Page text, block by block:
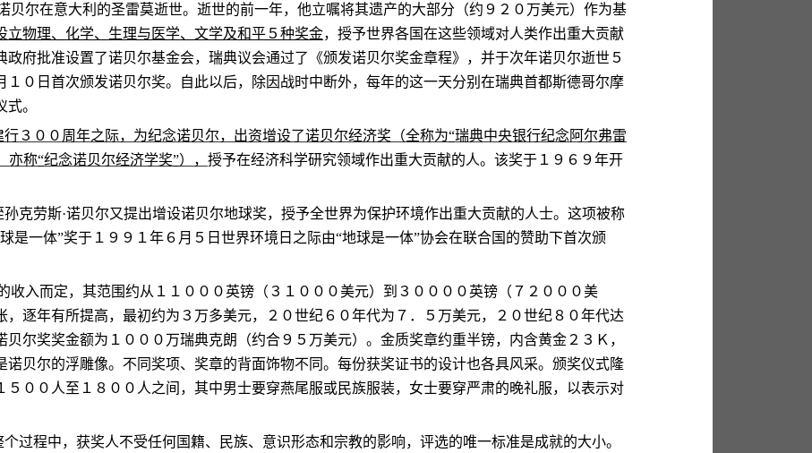
贝尔在意大利的圣雷莫逝世。逝世的前一年，他立嘱将其遗产的大部分（约９２０万美元）作为基
立物理、化学、生理与医学、文学及和平５种奖金，授予世界各国在这些领域对人类作出重大贡献
政府批准设置了诺贝尔基金会，瑞典议会通过了《颁发诺贝尔奖金章程》，并于次年诺贝尔逝世５
１０日首次颁发诺贝尔奖。自此以后，除因战时中断外，每年的这一天分别在瑞典首都斯德哥尔摩
。
行３００周年之际，为纪念诺贝尔，出资增设了诺贝尔经济奖（全称为“瑞典中央银行纪念阿尔弗雷
亦称“纪念诺贝尔经济学奖”），授予在经济科学研究领域作出重大贡献的人。该奖于１９６９年开
孙克劳斯·诺贝尔又提出增设诺贝尔地球奖，授予全世界为保护环境作出重大贡献的人士。这项被称
是一体”奖于１９９１年６月５日世界环境日之际由“地球是一体”协会在联合国的赞助下首次颁
收入而定，其范围约从１１０００英镑（３１０００美元）到３００００英镑（７２０００美
，逐年有所提高，最初约为３万多美元，２０世纪６０年代为７．５万美元，２０世纪８０年代达
贝尔奖奖金额为１０００万瑞典克朗（约合９５万美元）。金质奖章约重半镑，内含黄金２３Ｋ，
诺贝尔的浮雕像。不同奖项、奖章的背面饰物不同。每份获奖证书的设计也各具风采。颁奖仪式隆
５００人至１８００人之间，其中男士要穿燕尾服或民族服装，女士要穿严肃的晚礼服，以表示对
过程中，获奖人不受任何国籍、民族、意识形态和宗教的影响，评选的唯一标准是成就的大小。